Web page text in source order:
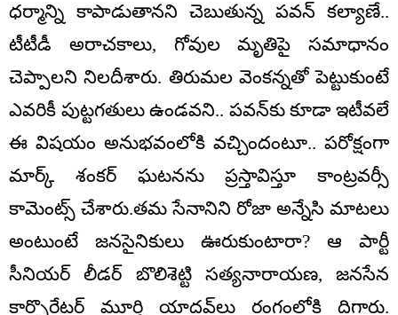
ధర్మాన్ని కాపాడుతానని చెబుతున్న పవన్ కల్యాణే..
టీటీడీ అరాచకాలు, గోవుల మృతిపై సమాధానం
చెప్పాలని నిలదీశారు. తిరుమల వెంకన్నతో పెట్టుకుంటే
ఎవరికీ పుట్టగతులు ఉండవని.. పవన్‌కు కూడా ఇటీవలే
ఈ విషయం అనుభవంలోకి వచ్చిందంటూ.. పరోక్షంగా
మార్క్ శంకర్ ఘటనను ప్రస్తావిస్తూ కాంట్రవర్సీ
కామెంట్స్ చేశారు.తమ సేనానిని రోజా అన్నేసి మాటలు
అంటుంటే జనసైనికులు ఊరుకుంటారా? ఆ పార్టీ
సీనియర్ లీడర్ బొలిశెట్టి సత్యనారాయణ, జనసేన
కార్పొరేటర్ మూర్తి యాదవ్‌లు రంగంలోకి దిగారు.